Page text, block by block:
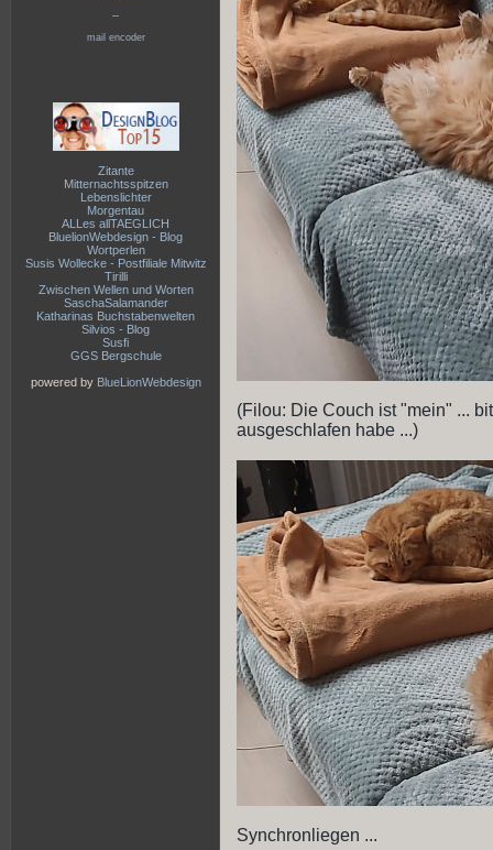
--
mail encoder
Zitante
Mitternachtsspitzen
Lebenslichter
Morgentau
ALLes allTAEGLICH
BluelionWebdesign - Blog
Wortperlen
Susis Wollecke - Postfiliale Mitwitz
Tirilli
Zwischen Wellen und Worten
SaschaSalamander
Katharinas Buchstabenwelten
Silvios - Blog
Susfi
GGS Bergschule
powered by BlueLionWebdesign
(Filou: Die Couch ist "mein" ...
ausgeschlafen habe ...)
Synchronliegen ...